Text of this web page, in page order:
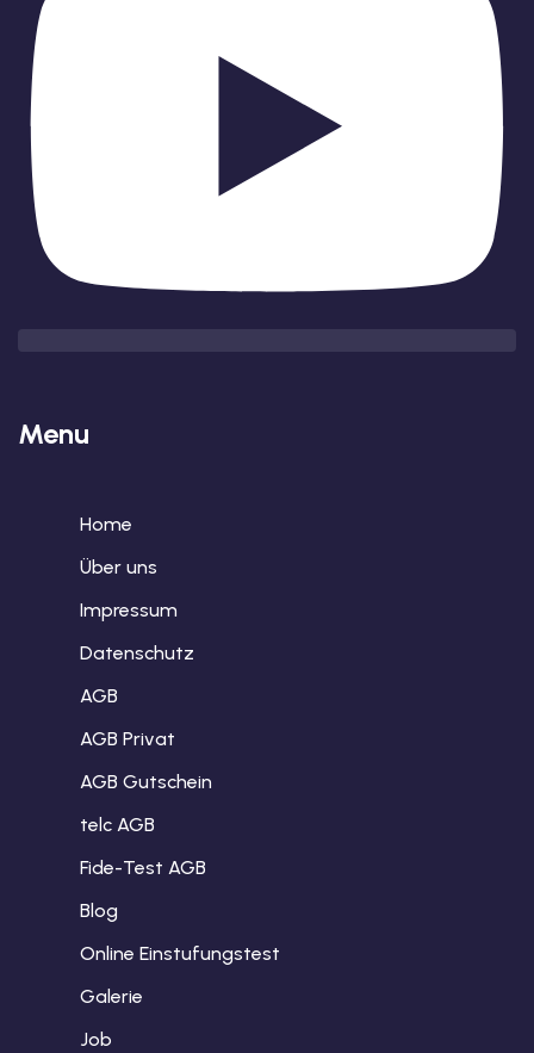
Menu
Home
Über uns
Impressum
Datenschutz
AGB
AGB Privat
AGB Gutschein
telc AGB
Fide-Test AGB
Blog
Online Einstufungstest
Galerie
Job